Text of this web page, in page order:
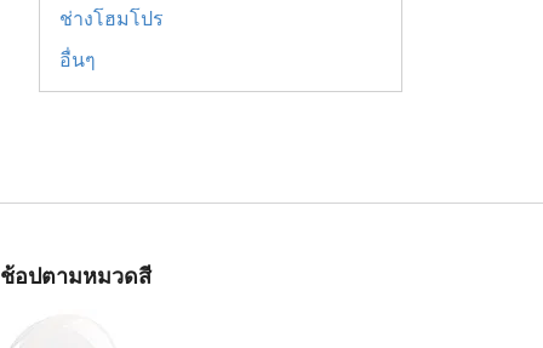
ช่างโฮมโปร
อื่นๆ
ช้อปตามหมวดสี